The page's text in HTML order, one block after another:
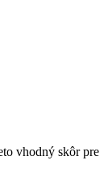
vhodný skôr pre